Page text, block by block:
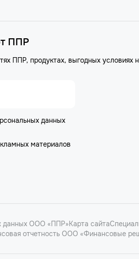
ППР
ППР, продуктах, выгодных условиях
данных
материалов
данных ООО «ППР»Карта сайта
отчетность ООО «Финансовые